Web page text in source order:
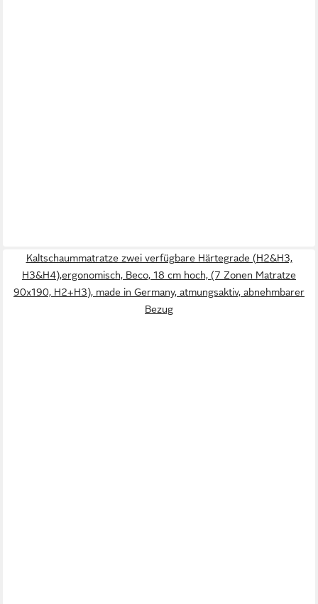
Kaltschaummatratze zwei verfügbare Härtegrade (H2&H3,
H3&H4),ergonomisch, Beco, 18 cm hoch, (7 Zonen Matratze
90x190, H2+H3), made in Germany, atmungsaktiv, abnehmbarer
Bezug